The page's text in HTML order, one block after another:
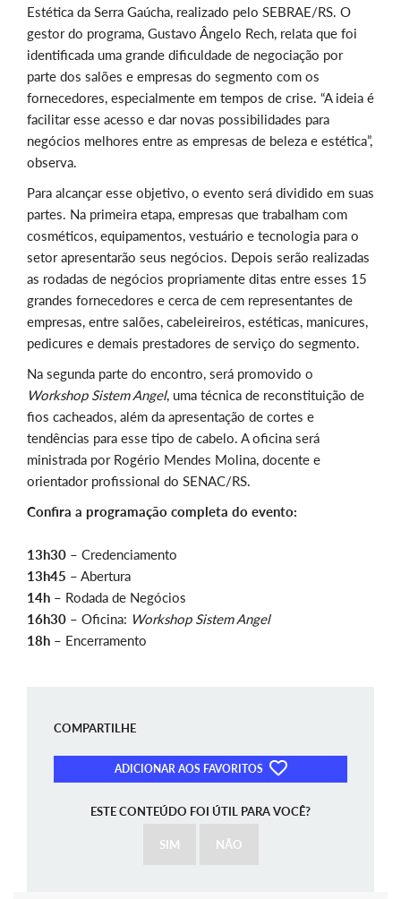
Estética da Serra Gaúcha, realizado pelo SEBRAE/RS. O
gestor do programa, Gustavo Ângelo Rech, relata que foi
identificada uma grande dificuldade de negociação por
parte dos salões e empresas do segmento com os
fornecedores, especialmente em tempos de crise. “A ideia é
facilitar esse acesso e dar novas possibilidades para
negócios melhores entre as empresas de beleza e estética”,
observa.
Para alcançar esse objetivo, o evento será dividido em suas
partes. Na primeira etapa, empresas que trabalham com
cosméticos, equipamentos, vestuário e tecnologia para o
setor apresentarão seus negócios. Depois serão realizadas
as rodadas de negócios propriamente ditas entre esses 15
grandes fornecedores e cerca de cem representantes de
empresas, entre salões, cabeleireiros, estéticas, manicures,
pedicures e demais prestadores de serviço do segmento.
Na segunda parte do encontro, será promovido o
Workshop Sistem Angel, uma técnica de reconstituição de
fios cacheados, além da apresentação de cortes e
tendências para esse tipo de cabelo. A oficina será
ministrada por Rogério Mendes Molina, docente e
orientador profissional do SENAC/RS.
Confira a programação completa do evento:
13h30 – Credenciamento
13h45 – Abertura
14h – Rodada de Negócios
16h30 – Oficina: Workshop Sistem Angel
18h – Encerramento
COMPARTILHE
ADICIONAR AOS FAVORITOS
ESTE CONTEÚDO FOI ÚTIL PARA VOCÊ?
SIM NÃO